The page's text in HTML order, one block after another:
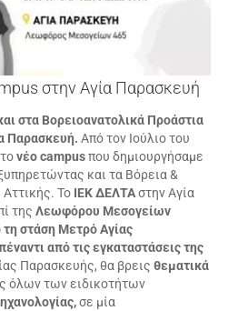
στην Αγία Παρασκευή
στα Βορειοανατολικά Προάστια
Παρασκευή. Από τον Ιούλιο του
νέο campusπου δημιουργήσαμε
και τα Βόρεια &
Το ΙΕΚ ΔΕΛΤΑστην Αγία
της Λεωφόρου Μεσογείων
στάση Μετρό Αγίας
από τις εγκαταστάσεις της
Παρασκευής, θα βρεις θεματικά
όλων των ειδικοτήτων
σε μία